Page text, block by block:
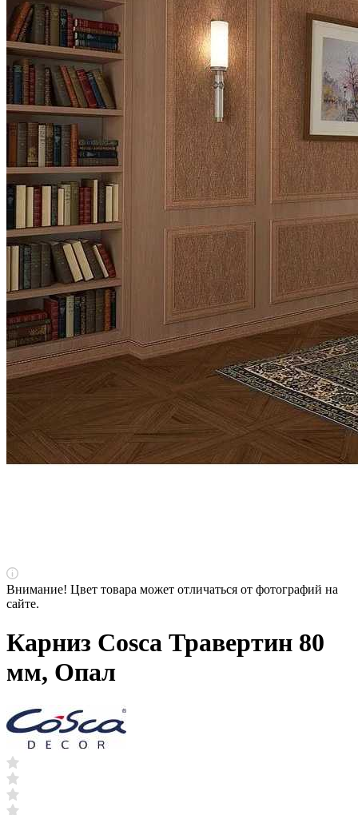
Внимание! Цвет товара может отличаться от фотографий на
сайте.
Карниз Cosca Травертин 80
мм, Опал